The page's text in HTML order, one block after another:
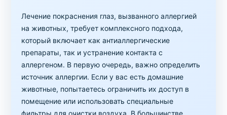
Лечение покраснения глаз, вызванного аллергией
на животных, требует комплексного подхода,
который включает как антиаллергические
препараты, так и устранение контакта с
аллергеном. В первую очередь, важно определить
источник аллергии. Если у вас есть домашние
животные, попытаетесь ограничить их доступ в
помещение или использовать специальные
фильтры для очистки воздуха. В большинстве